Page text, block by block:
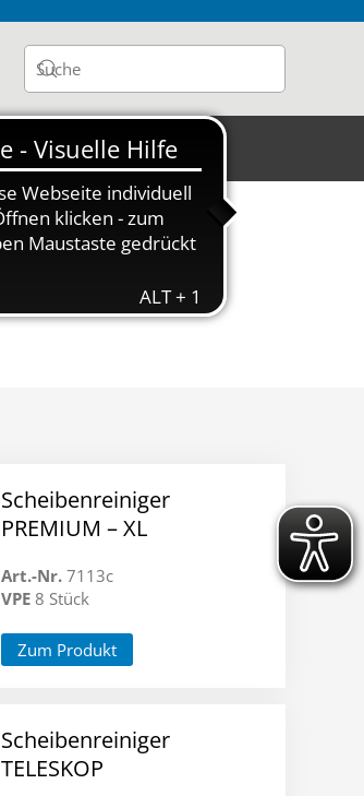
Scheibenreiniger
PREMIUM – XL
Art.-Nr. 7113c
VPE8 Stück
Zum Produkt
Scheibenreiniger
TELESKOP